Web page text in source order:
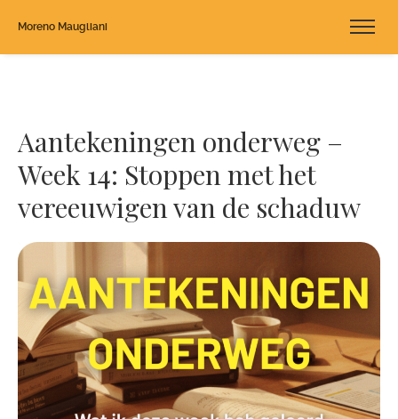
Moreno Maugliani
Aantekeningen onderweg –
Week 14: Stoppen met het
vereeuwigen van de schaduw